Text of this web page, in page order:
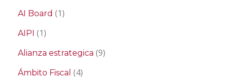
AI Board (1)
AIPI (1)
Alianza estrategica (9)
Ámbito Fiscal (4)